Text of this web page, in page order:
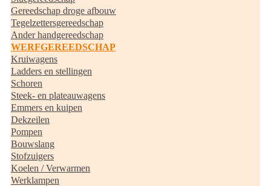
Gereedschap droge afbouw
Tegelzettersgereedschap
Ander handgereedschap
WERFGEREEDSCHAP
Kruiwagens
Ladders en stellingen
Schoren
Steek- en plateauwagens
Emmers en kuipen
Dekzeilen
Pompen
Bouwslang
Stofzuigers
Koelen / Verwarmen
Werklampen